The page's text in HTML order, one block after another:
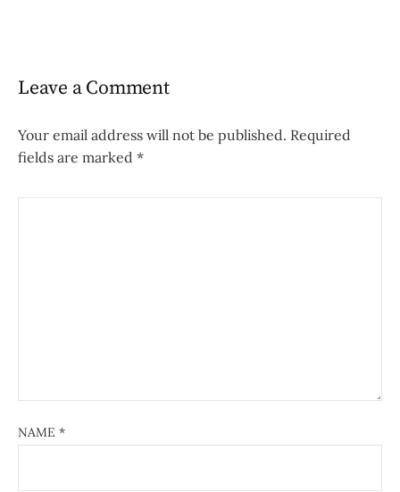
Leave a Comment
Your email address will not be published. Required
fields are marked *
NAME *